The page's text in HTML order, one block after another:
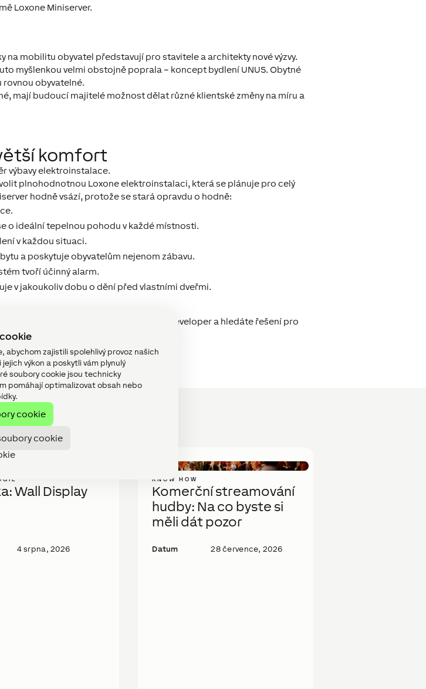
abychom zajistili spolehlivý provoz našich
výkon a poskytli vám plynulý
soubory cookie jsou technicky
pomáhají optimalizovat obsah nebo
cookie
cookie
Loxone Miniserver.
na mobilitu obyvatel představují pro stavitele a architekty nové výzvy.
myšlenkou velmi obstojně poprala – koncept bydlení UNUS. Obytné
rovnou obyvatelné.
mají budoucí majitelé možnost dělat různé klientské změny na míru a
komfort
výbavy elektroinstalace.
plnohodnotnou Loxone elektroinstalaci, která se plánuje pro celý
hodně vsází, protože se stará opravdu o hodně:
o ideální tepelnou pohodu v každé místnosti.
v každou situaci.
a poskytuje obyvatelům nejenom zábavu.
tvoří účinný alarm.
v jakoukoliv dobu o dění před vlastními dveřmi.
o projektu popovídáme. Pokud jste developer a hledáte řešení pro
Wall Display
4 srpna, 2026
KNOW HOW
Komerční streamování
hudby: Na co byste si
měli dát pozor
Datum 28 července, 2026